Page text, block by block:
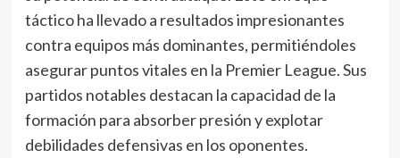
táctico ha llevado a resultados impresionantes
contra equipos más dominantes, permitiéndoles
asegurar puntos vitales en la Premier League. Sus
partidos notables destacan la capacidad de la
formación para absorber presión y explotar
debilidades defensivas en los oponentes.